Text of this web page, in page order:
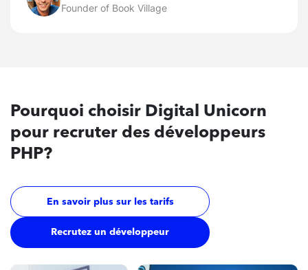
Founder of Book Village
Pourquoi choisir Digital Unicorn
pour recruter des développeurs
PHP?
En savoir plus sur les tarifs
Recrutez un développeur